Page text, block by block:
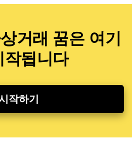
거래 꿈은 여기
작됩니다
작하기